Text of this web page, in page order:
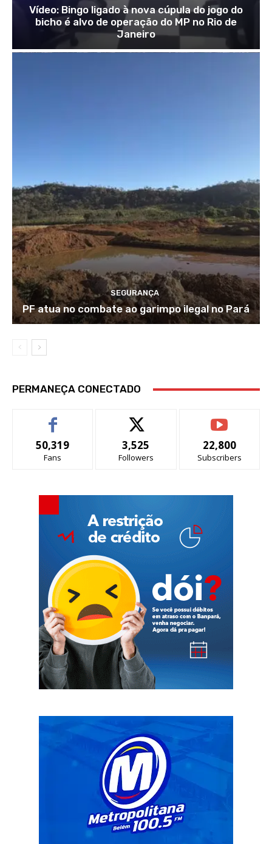
Vídeo: Bingo ligado à nova cúpula do jogo do
bicho é alvo de operação do MP no Rio de
Janeiro
SEGURANÇA
PF atua no combate ao garimpo ilegal no Pará
PERMANEÇA CONECTADO
50,319
Fans
3,525
Followers
22,800
Subscribers